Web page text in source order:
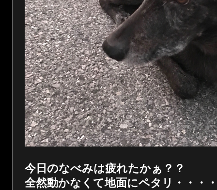
今日のなべみは疲れたかぁ？？
全然動かなくて地面にペタリ・・・